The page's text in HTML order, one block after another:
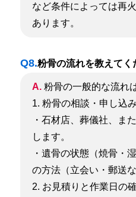
など条件によっては再
あります。
Q8.粉骨の流れを教えてく
A.粉骨の一般的な流れ
1. 粉骨の相談・申し込み
・石材店、葬儀社、ま
します。
・遺骨の状態（焼骨・
の方法（立会い・郵送
2. お見積りと作業日の